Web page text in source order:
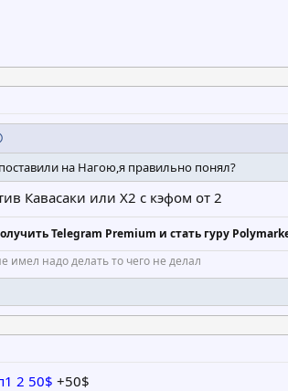
на Нагою,я правильно понял?
Кавасаки или X2 с кэфом от 2
Telegram Premium и стать гуру
имел надо делать то чего не делал
2 50$ +50$